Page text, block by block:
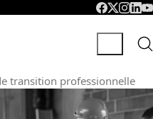
transition professionnelle